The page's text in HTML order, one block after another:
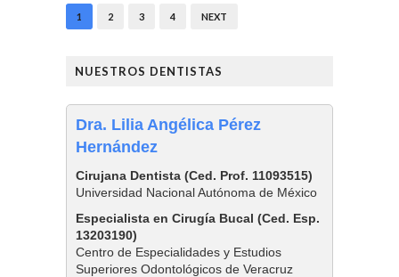
1 2 3 4 NEXT
NUESTROS DENTISTAS
Dra. Lilia Angélica Pérez
Hernández
Cirujana Dentista (Ced. Prof. 11093515)
Universidad Nacional Autónoma de México
Especialista en Cirugía Bucal (Ced. Esp.
13203190)
Centro de Especialidades y Estudios
Superiores Odontológicos de Veracruz